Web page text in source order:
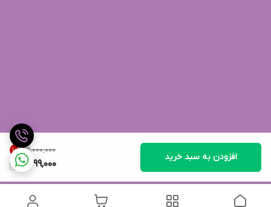
۳٬۰۰۰٬۰۰۰ 10%
2,699,000
افزودن به سبد خرید